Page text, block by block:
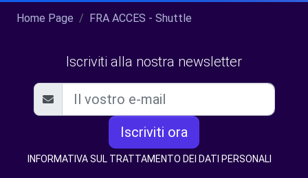
Home Page FRA ACCES - Shuttle
Iscriviti alla nostra newsletter
Iscriviti ora
INFORMATIVA SUL TRATTAMENTO DEI DATI PERSONALI